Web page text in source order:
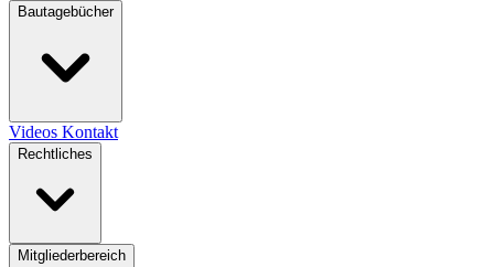
Bautagebücher
Videos Kontakt
Rechtliches
Mitgliederbereich